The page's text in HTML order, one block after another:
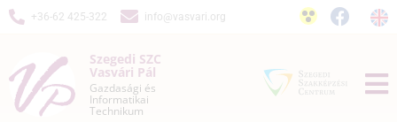
+36-62 425-322 info@vasvari.org
Szegedi SZC
Vasvári Pál
Gazdasági és
Informatikai
Technikum